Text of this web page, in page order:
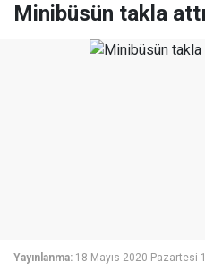
Minibüsün takla
Yayınlanma: 18 Mayıs 2020 Pazartesi